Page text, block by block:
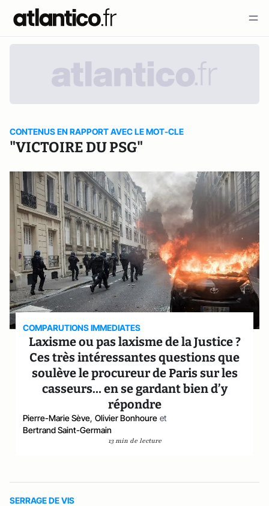
CONTENUS EN RAPPORT AVEC LE MOT-CLE
"VICTOIRE DU PSG"
COMPARUTIONS IMMEDIATES
Laxisme ou pas laxisme de la Justice ?
Ces très intéressantes questions que
soulève le procureur de Paris sur les
casseurs… en se gardant bien d’y
répondre
Pierre-Marie Sève, Olivier Bonhoure et
Bertrand Saint-Germain
13 min de lecture
SERRAGE DE VIS